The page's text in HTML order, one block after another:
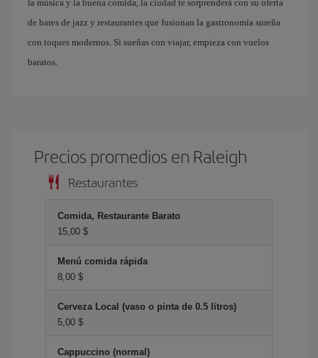
la música y la buena comida, la ciudad te sorprenderá con su oferta
de bares de jazz y restaurantes que fusionan la gastronomía sureña
con toques modernos. Si sueñas con viajar, empieza con vuelos
baratos.
Precios promedios en Raleigh
Restaurantes
Comida, Restaurante Barato
15,00 $
Menú comida rápida
8,00 $
Cerveza Local (vaso o pinta de 0.5 litros)
5,00 $
Cappuccino (normal)